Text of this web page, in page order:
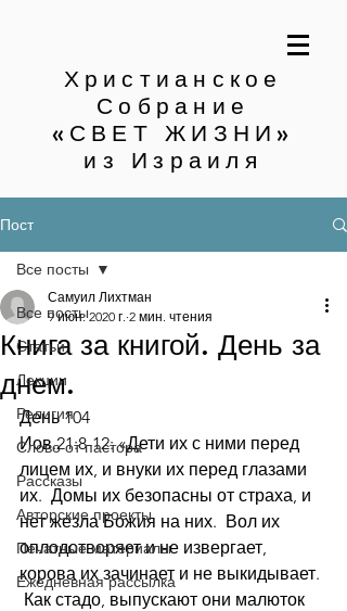
Христианское
Собрание
«СВЕТ ЖИЗНИ»
из Израиля
Пост
Все посты
Статьи
Лекции
Религия
Слово от пастора
Рассказы
Авторские проекты
Печатные материалы
Ежедневная рассылка
Все посты
Книга за книгой. День за
днем.
Самуил Лихтман
9 июн. 2020 г. 2 мин. чтения
День 104
Иов.21:8-12: «Дети их с ними перед
лицем их, и внуки их перед глазами
их.  Домы их безопасны от страха, и
нет жезла Божия на них.  Вол их
оплодотворяет и не извергает,
корова их зачинает и не выкидывает.
Как стадо, выпускают они малюток